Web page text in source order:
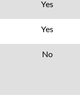
Yes
Yes
No